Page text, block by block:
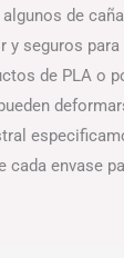
de
y seguros
de PLA o
cada envase